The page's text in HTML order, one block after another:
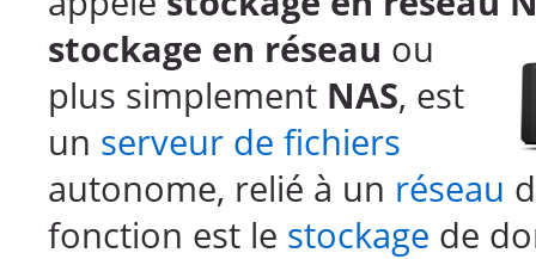
stockage en réseau ou
plus simplement NAS, est
un serveur de fichiers
autonome, relié à un réseau
fonction est le stockage de